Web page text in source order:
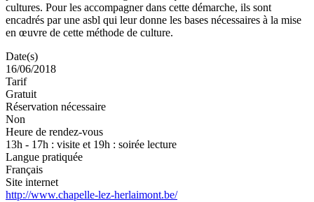
cultures. Pour les accompagner dans cette démarche, ils sont
encadrés par une asbl qui leur donne les bases nécessaires à la mise
en œuvre de cette méthode de culture.
Date(s)
16/06/2018
Tarif
Gratuit
Réservation nécessaire
Non
Heure de rendez-vous
13h - 17h : visite et 19h : soirée lecture
Langue pratiquée
Français
Site internet
http://www.chapelle-lez-herlaimont.be/